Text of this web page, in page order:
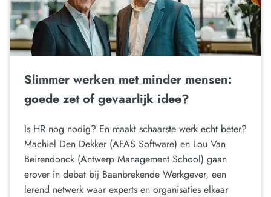
Slimmer werken met minder mensen:
goede zet of gevaarlijk idee?
Is HR nog nodig? En maakt schaarste werk echt beter?
Machiel Den Dekker (AFAS Software) en Lou Van
Beirendonck (Antwerp Management School) gaan
erover in debat bij Baanbrekende Werkgever, een
lerend netwerk waar experts en organisaties elkaar